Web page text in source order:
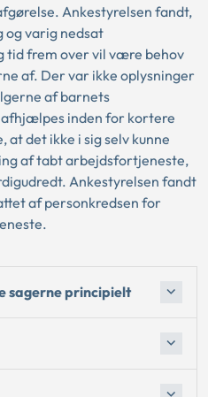
Ankestyrelsen fandt,
og varig nedsat
tid frem over vil være behov
af. Der var ikke oplysninger
af barnets
inden for kortere
det ikke i sig selv kunne
af tabt arbejdsfortjeneste,
Ankestyrelsen fandt
af personkredsen for
sagerne principielt